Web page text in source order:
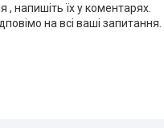
, напишіть їх у коментарях.
на всі ваші запитання.